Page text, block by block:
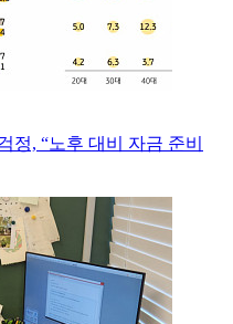
정, “노후 대비 자금 준비